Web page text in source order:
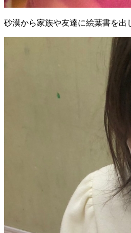
砂漠から家族や友達に絵葉書を出